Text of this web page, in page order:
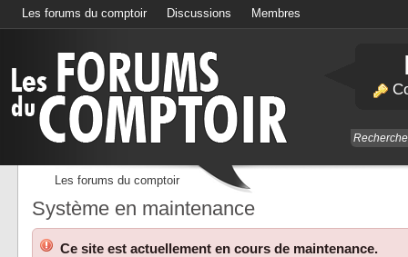
Les forums du comptoir Discussions Membres
Les forums du comptoir
Système en maintenance
Ce site est actuellement en cours de maintenance.